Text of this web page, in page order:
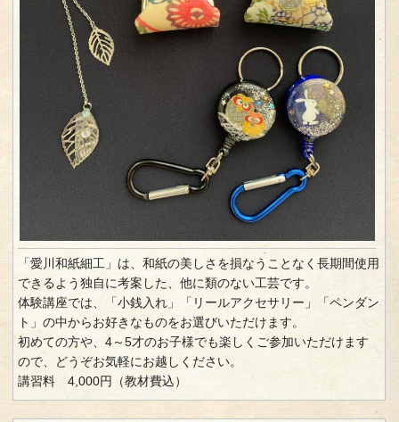
「愛川和紙細工」は、和紙の美しさを損なうことなく長期間使用
できるよう独自に考案した、他に類のない工芸です。
体験講座では、「小銭入れ」「リールアクセサリー」「ペンダン
ト」の中からお好きなものをお選びいただけます。
初めての方や、4～5才のお子様でも楽しくご参加いただけます
ので、どうぞお気軽にお越しください。
講習料 4,000円（教材費込）